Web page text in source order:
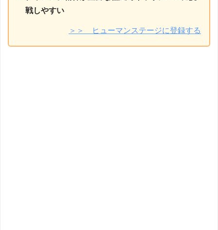
戦しやすい
＞＞ ヒューマンステージに登録する